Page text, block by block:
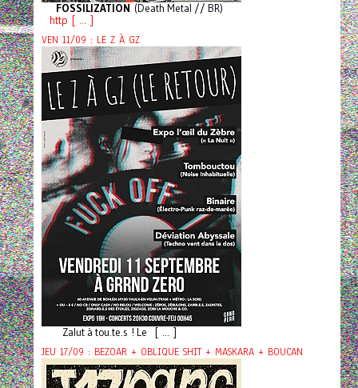
FOSSILIZATION (Death Metal // BR)
http [ ... ]
VEN 11/09 : LE Z À GZ
Zalut à tou.te.s ! Le [ ... ]
JEU 17/09 : BEZOAR + OBLIQUE SHIT + MASKARA + BOUCAN